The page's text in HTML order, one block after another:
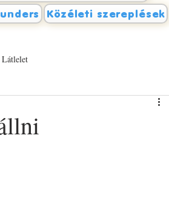
Közéleti szereplések
Látlelet